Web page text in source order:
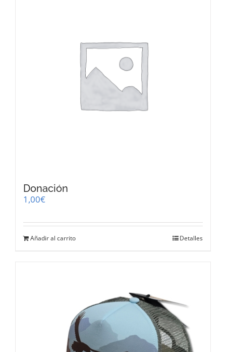
Donación
1,00€
Añadir al carrito Detalles